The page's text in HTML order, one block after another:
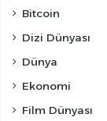
Bitcoin
Dizi Dünyası
Dünya
Ekonomi
Film Dünyası